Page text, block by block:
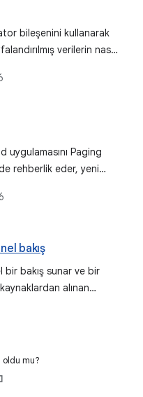
bileşenini kullanarak
verilerin nasıl
sağlam bir
ile ilgili uygulama
Paging
rehberlik eder, yeni
bakış
bir bakış sunar ve bir
alınan
oldu mu?